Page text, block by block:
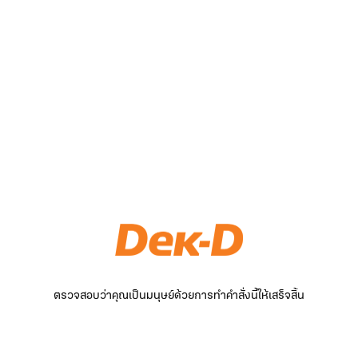
ตรวจสอบว่าคุณเป็นมนุษย์ด้วยการทำคำสั่งนี้ให้เสร็จสิ้น